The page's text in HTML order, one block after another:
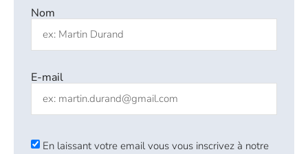
Nom
E-mail
En laissant votre email vous vous inscrivez à notre